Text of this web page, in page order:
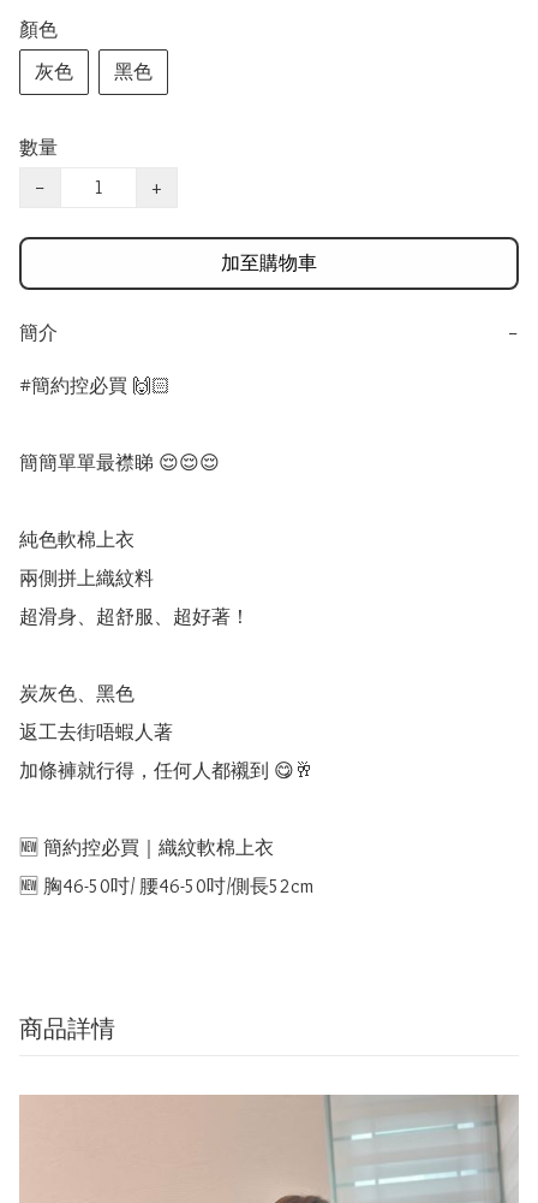
顏色
灰色
黑色
數量
−
+
加至購物車
簡介 −
#簡約控必買 🙌🏻
簡簡單單最襟睇 😌😌😌
純色軟棉上衣
兩側拼上織紋料
超滑身、超舒服、超好著！
炭灰色、黑色
返工去街唔蝦人著
加條褲就行得，任何人都襯到 😋🥂
🆕 簡約控必買｜織紋軟棉上衣
🆕 胸46-50吋/ 腰46-50吋/側長52cm
商品詳情